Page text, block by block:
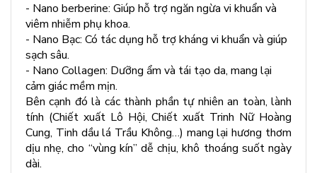
- Nano berberine: Giúp hỗ trợ ngăn ngừa vi khuẩn và
viêm nhiễm phụ khoa.
- Nano Bạc: Có tác dụng hỗ trợ kháng vi khuẩn và giúp
sạch sâu.
- Nano Collagen: Dưỡng ẩm và tái tạo da, mang lại
cảm giác mềm mịn.
Bên cạnh đó là các thành phần tự nhiên an toàn, lành
tính (Chiết xuất Lô Hội, Chiết xuất Trinh Nữ Hoàng
Cung, Tinh dầu lá Trầu Không…) mang lại hương thơm
dịu nhẹ, cho “vùng kín” dễ chịu, khô thoáng suốt ngày
dài.